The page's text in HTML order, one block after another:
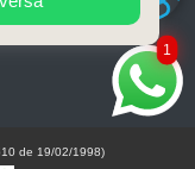
1
de 19/02/1998)